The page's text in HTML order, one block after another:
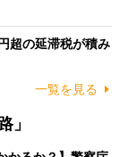
超の延滞税が積み
一覧を見る
」